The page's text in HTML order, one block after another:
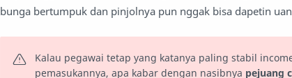
bunga bertumpuk dan pinjolnya pun nggak bisa dapetin
Kalau pegawai tetap yang katanya paling stabil
pemasukannya, apa kabar dengan nasibnya pejuang